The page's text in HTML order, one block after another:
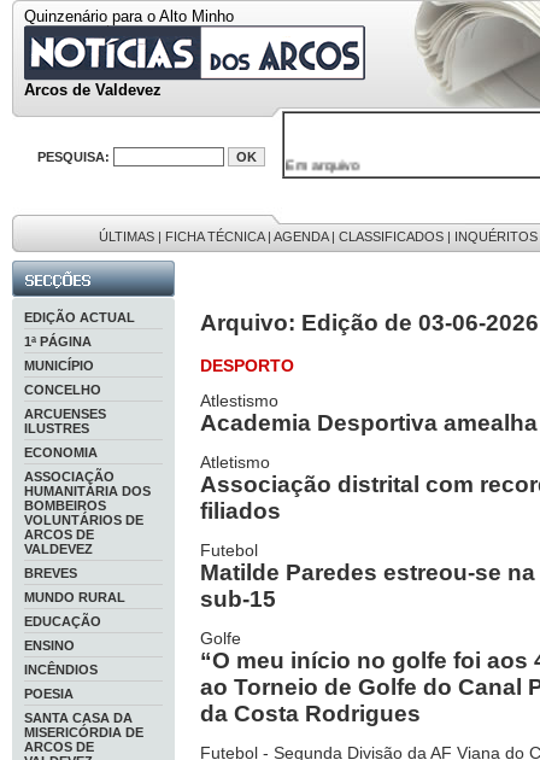
Quinzenário para o Alto Minho
Arcos de Valdevez
PESQUISA:
Em arquivo
32646 notícias
9886 mensagens
201 registos
ÚLTIMAS | FICHA TÉCNICA| AGENDA| CLASSIFICADOS | INQUÉRITOS
EDIÇÃO ACTUAL
1ª PÁGINA
MUNICÍPIO
CONCELHO
ARCUENSES
ILUSTRES
ECONOMIA
ASSOCIAÇÃO
HUMANITÁRIA DOS
BOMBEIROS
VOLUNTÁRIOS DE
ARCOS DE
VALDEVEZ
BREVES
MUNDO RURAL
EDUCAÇÃO
ENSINO
INCÊNDIOS
POESIA
SANTA CASA DA
MISERICÓRDIA DE
ARCOS DE
Arquivo: Edição de 03-06-2026
DESPORTO
Atlestismo
Academia Desportiva
Atletismo
Associação distrital com
filiados
Futebol
Matilde Paredes estreou-se
sub-15
Golfe
“O meu início no golfe foi aos
ao Torneio de Golfe do Canal
da Costa Rodrigues
Futebol - Segunda Divisão da AF Viana do